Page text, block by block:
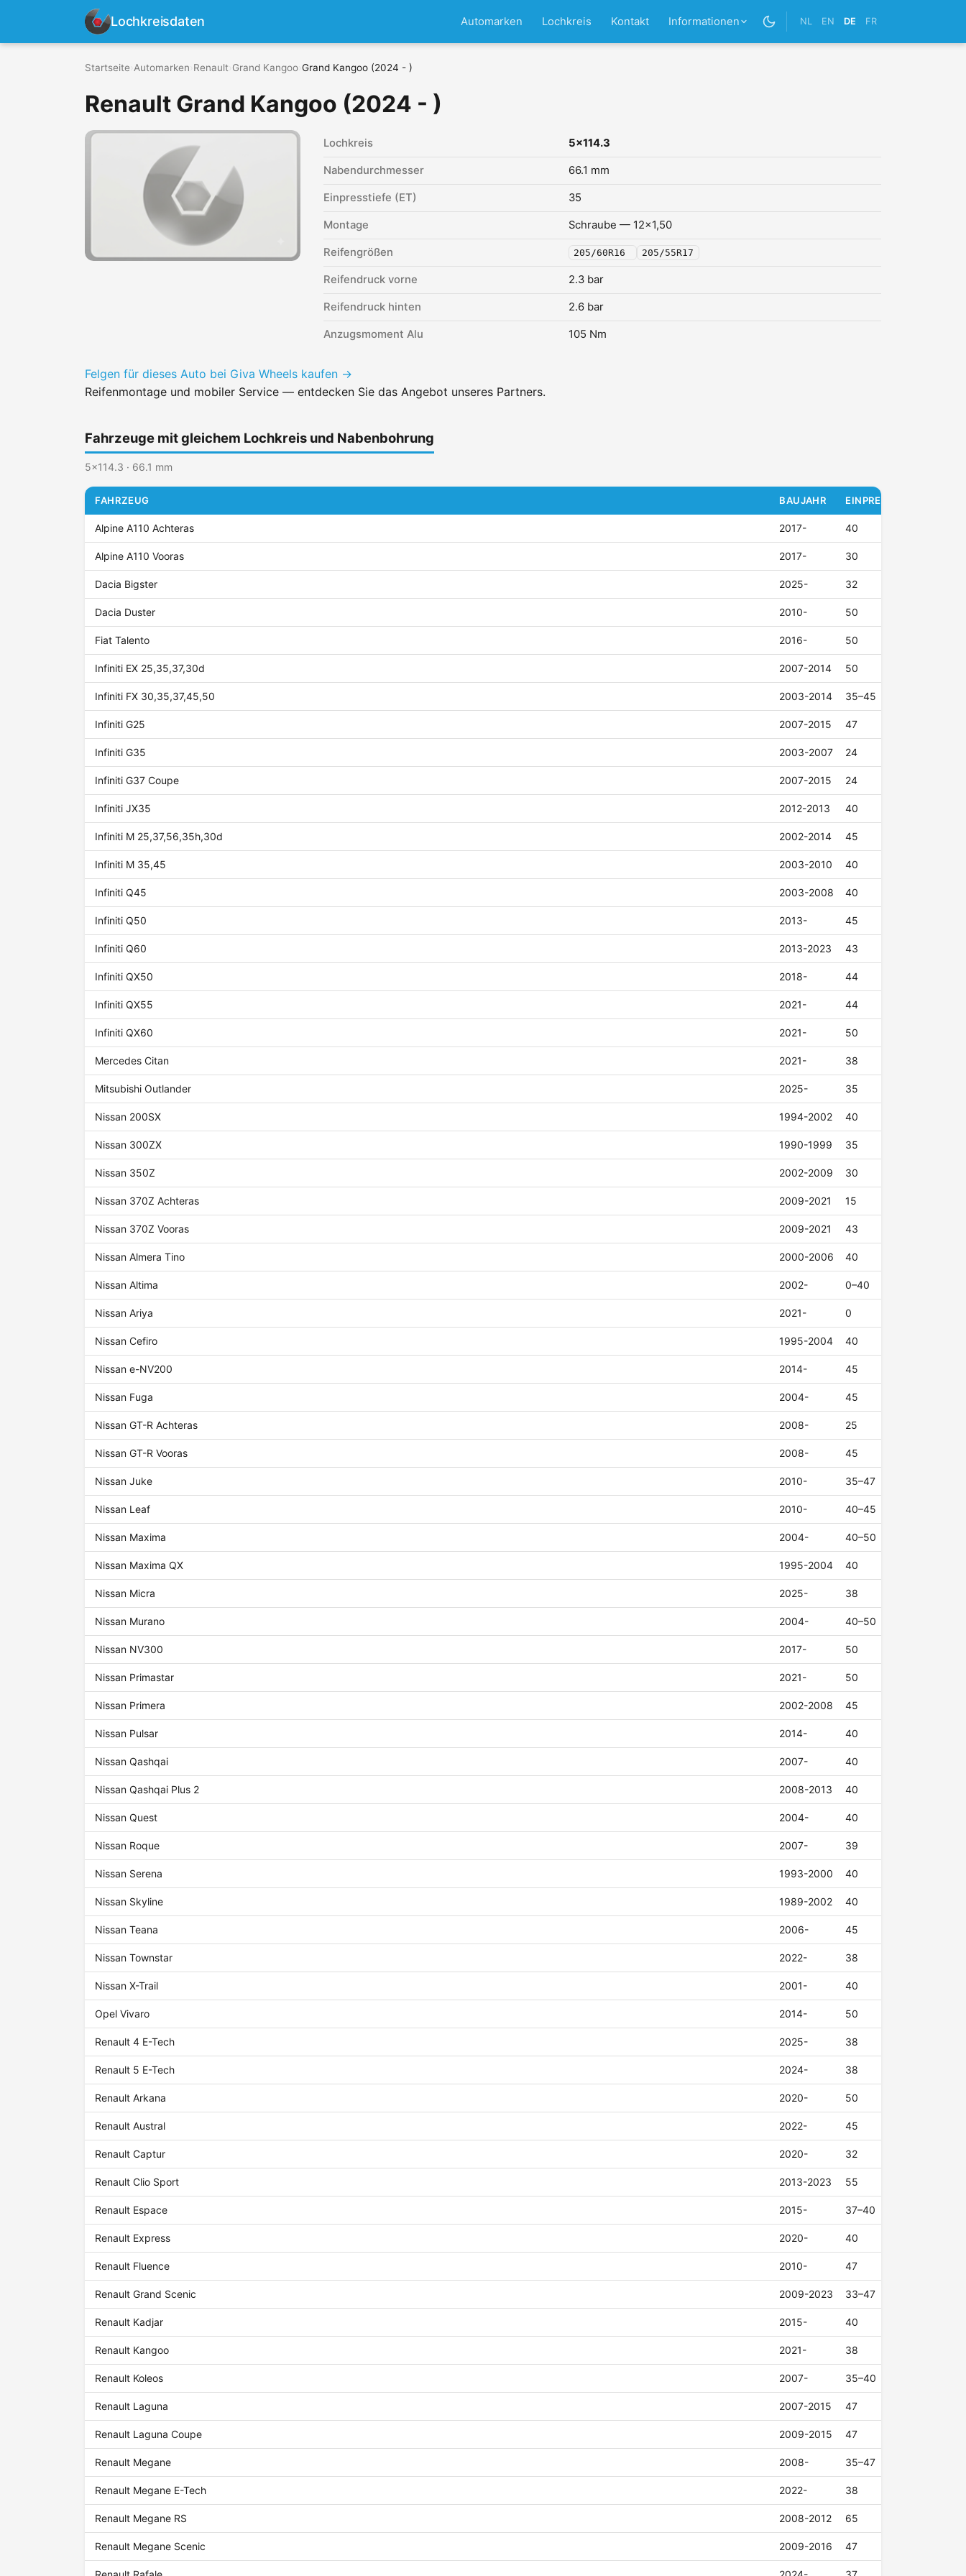
Lochkreisdaten Automarken Lochkreis Kontakt Informationen NL EN DE FR
Startseite Automarken Renault Grand Kangoo Grand Kangoo (2024 - )
Renault Grand Kangoo (2024 - )
Lochkreis 5x114.3
Nabendurchmesser 66.1 mm
Einpresstiefe (ET) 35
Montage Schraube — 12x1,50
Reifengrößen 205/60R16 205/55R17
Reifendruck vorne 2.3 bar
Reifendruck hinten 2.6 bar
Anzugsmoment Alu 105 Nm
Felgen für dieses Auto bei Giva Wheels kaufen →
Reifenmontage und mobiler Service — entdecken Sie das Angebot unseres Partners.
Fahrzeuge mit gleichem Lochkreis und Nabenbohrung
5x114.3 · 66.1 mm
FAHRZEUG BAUJAHR EINPRESSTIEFE (ET)
Alpine A110 Achteras 2017- 40
Alpine A110 Vooras 2017- 30
Dacia Bigster 2025- 32
Dacia Duster 2010- 50
Fiat Talento 2016- 50
Infiniti EX 25,35,37,30d 2007-2014 50
Infiniti FX 30,35,37,45,50 2003-2014 35–45
Infiniti G25 2007-2015 47
Infiniti G35 2003-2007 24
Infiniti G37 Coupe 2007-2015 24
Infiniti JX35 2012-2013 40
Infiniti M 25,37,56,35h,30d 2002-2014 45
Infiniti M 35,45 2003-2010 40
Infiniti Q45 2003-2008 40
Infiniti Q50 2013- 45
Infiniti Q60 2013-2023 43
Infiniti QX50 2018- 44
Infiniti QX55 2021- 44
Infiniti QX60 2021- 50
Mercedes Citan 2021- 38
Mitsubishi Outlander 2025- 35
Nissan 200SX 1994-2002 40
Nissan 300ZX 1990-1999 35
Nissan 350Z 2002-2009 30
Nissan 370Z Achteras 2009-2021 15
Nissan 370Z Vooras 2009-2021 43
Nissan Almera Tino 2000-2006 40
Nissan Altima 2002- 0–40
Nissan Ariya 2021- 0
Nissan Cefiro 1995-2004 40
Nissan e-NV200 2014- 45
Nissan Fuga 2004- 45
Nissan GT-R Achteras 2008- 25
Nissan GT-R Vooras 2008- 45
Nissan Juke 2010- 35–47
Nissan Leaf 2010- 40–45
Nissan Maxima 2004- 40–50
Nissan Maxima QX 1995-2004 40
Nissan Micra 2025- 38
Nissan Murano 2004- 40–50
Nissan NV300 2017- 50
Nissan Primastar 2021- 50
Nissan Primera 2002-2008 45
Nissan Pulsar 2014- 40
Nissan Qashqai 2007- 40
Nissan Qashqai Plus 2 2008-2013 40
Nissan Quest 2004- 40
Nissan Roque 2007- 39
Nissan Serena 1993-2000 40
Nissan Skyline 1989-2002 40
Nissan Teana 2006- 45
Nissan Townstar 2022- 38
Nissan X-Trail 2001- 40
Opel Vivaro 2014- 50
Renault 4 E-Tech 2025- 38
Renault 5 E-Tech 2024- 38
Renault Arkana 2020- 50
Renault Austral 2022- 45
Renault Captur 2020- 32
Renault Clio Sport 2013-2023 55
Renault Espace 2015- 37–40
Renault Express 2020- 40
Renault Fluence 2010- 47
Renault Grand Scenic 2009-2023 33–47
Renault Kadjar 2015- 40
Renault Kangoo 2021- 38
Renault Koleos 2007- 35–40
Renault Laguna 2007-2015 47
Renault Laguna Coupe 2009-2015 47
Renault Megane 2008- 35–47
Renault Megane E-Tech 2022- 38
Renault Megane RS 2008-2012 65
Renault Megane Scenic 2009-2016 47